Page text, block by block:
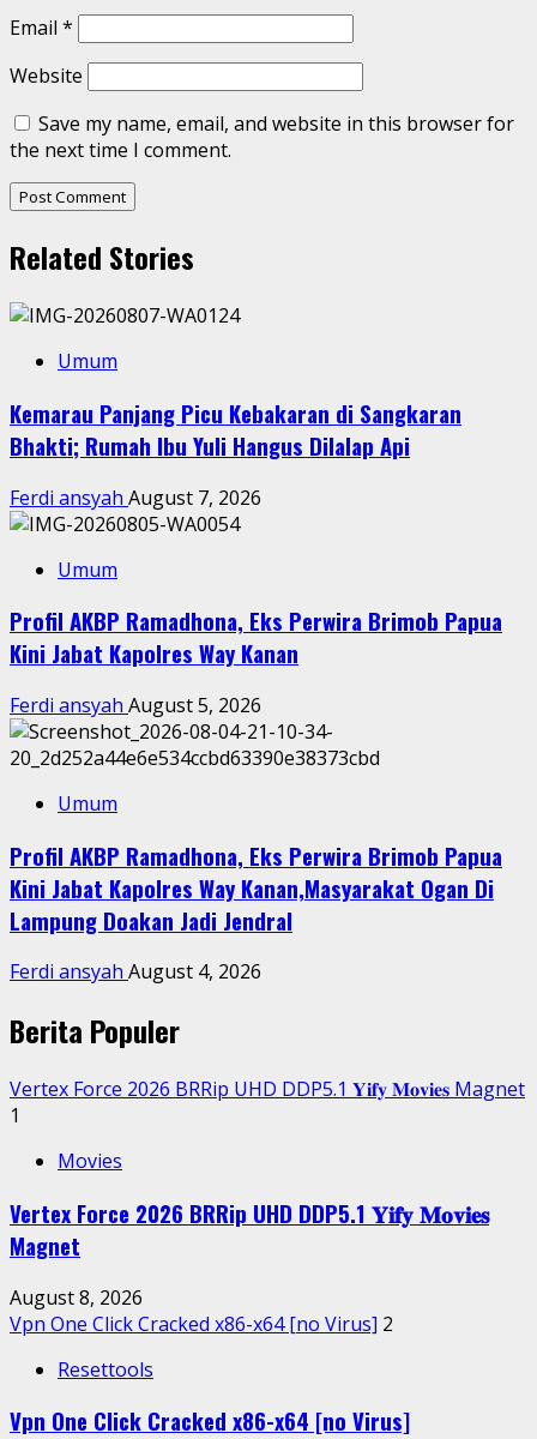
Email *
Website
Save my name, email, and website in this browser for
the next time I comment.
Related Stories
Umum
Kemarau Panjang Picu Kebakaran di Sangkaran
Bhakti; Rumah Ibu Yuli Hangus Dilalap Api
Ferdi ansyah August 7, 2026
Umum
Profil AKBP Ramadhona, Eks Perwira Brimob Papua
Kini Jabat Kapolres Way Kanan
Ferdi ansyah August 5, 2026
Umum
Profil AKBP Ramadhona, Eks Perwira Brimob Papua
Kini Jabat Kapolres Way Kanan,Masyarakat Ogan Di
Lampung Doakan Jadi Jendral
Ferdi ansyah August 4, 2026
Berita Populer
Vertex Force 2026 BRRip UHD DDP5.1 𝐘𝐢𝐟𝐲 𝐌𝐨𝐯𝐢𝐞𝐬 Magnet
1
Movies
Vertex Force 2026 BRRip UHD DDP5.1 𝐘𝐢𝐟𝐲 𝐌𝐨𝐯𝐢𝐞𝐬
Magnet
August 8, 2026
Vpn One Click Cracked x86-x64 [no Virus] 2
Resettools
Vpn One Click Cracked x86-x64 [no Virus]